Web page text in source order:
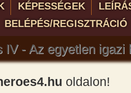
KÉPESSÉGEK
BELÉPÉS/REGISZTRÁCIÓ
IV - Az egyetlen igazi
oldalon!